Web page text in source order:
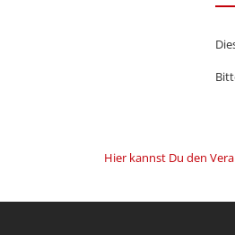
Hier kannst Du den